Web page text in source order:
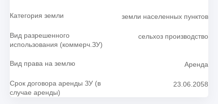
Категория земли земли населенных пунктов
Вид разрешенного
использования (коммерч.ЗУ)
сельхоз производство
Вид права на землю Аренда
Срок договора аренды ЗУ (в
случае аренды)
23.06.2058